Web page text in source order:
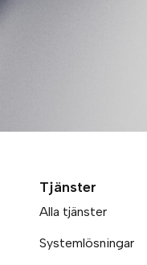
Tjänster
Alla tjänster
Systemlösningar